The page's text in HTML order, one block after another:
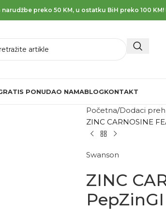
preko 50 KM, u ostatku BiH preko 100
PONUDAO NAMABLOGKONTAKT
Početna Dodaci
ZINC CARNOSINE
Swanson
ZINC